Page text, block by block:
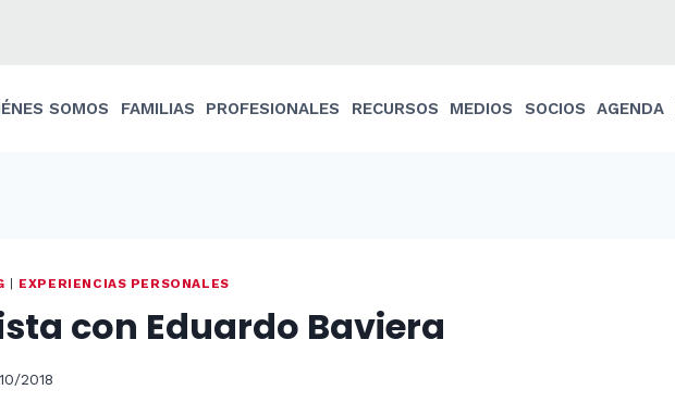
SOMOS FAMILIAS PROFESIONALES RECURSOS MEDIOS SOCIOS AGENDA
EXPERIENCIAS PERSONALES
con Eduardo Baviera
2018